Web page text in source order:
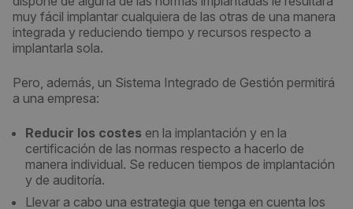
muy fácil implantar cualquiera de las otras de una manera
integrada y reduciendo tiempo y recursos respecto a
implantarla sola.
Pero, además, un Sistema Integrado de Gestión permitirá
a una empresa:
Reducir los costes en la implantación y en la
certificación de las normas respecto a hacerlo de
manera individual. Se reducen tiempos de implantación
y de auditoría.
Llevar a cabo una estrategia que tenga en cuenta los